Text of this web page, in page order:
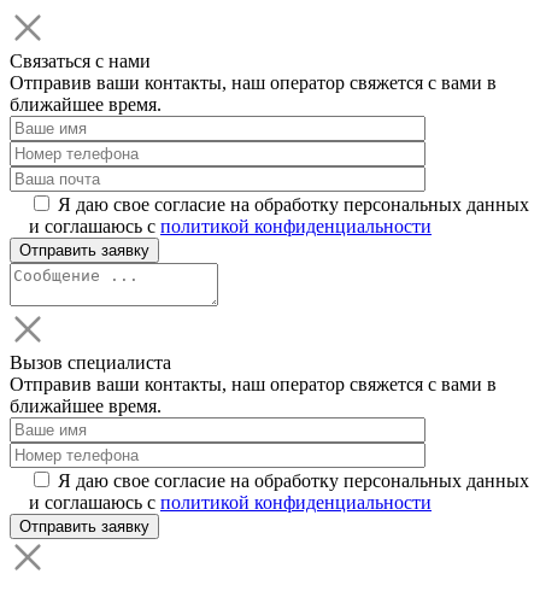
Связаться с нами
Отправив ваши контакты, наш оператор свяжется с вами в
ближайшее время.
Я даю свое согласие на обработку персональных данных
и соглашаюсь с политикой конфиденциальности
Вызов специалиста
Отправив ваши контакты, наш оператор свяжется с вами в
ближайшее время.
Я даю свое согласие на обработку персональных данных
и соглашаюсь с политикой конфиденциальности